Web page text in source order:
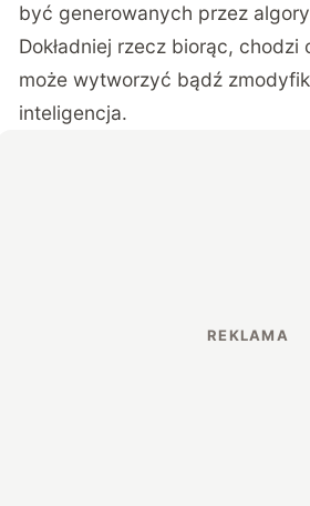
być generowanych przez
Dokładniej rzecz biorąc,
może wytworzyć bądź
inteligencja.